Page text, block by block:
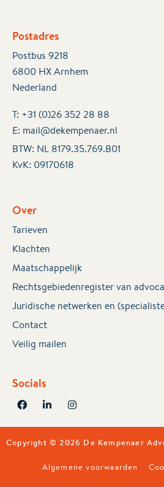
Postadres
Postbus 9218
6800 HX Arnhem
Nederland
T: +31 (0)26 352 28 88
E: mail@dekempenaer.nl
BTW: NL 8179.35.769.B01
KvK: 09170618
Over
Tarieven
Klachten
Maatschappelijk
Rechtsgebiedenregister van
Juridische netwerken en
Contact
Veilig mailen
Socials
Copyright © 2026 De Kempenaer
Algemene voorwaarden